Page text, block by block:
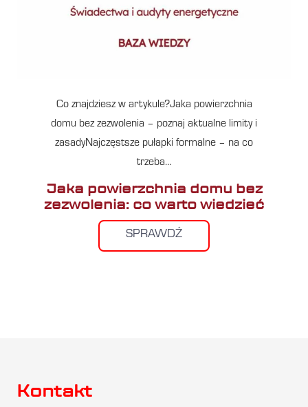
Co znajdziesz w artykule?Jaka powierzchnia
domu bez zezwolenia – poznaj aktualne limity i
zasadyNajczęstsze pułapki formalne – na co
trzeba…
Jaka powierzchnia domu bez
zezwolenia: co warto wiedzieć
SPRAWDŹ
Kontakt